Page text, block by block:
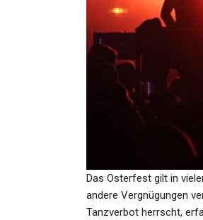
Das Osterfest gilt in
andere Vergnügungen
Tanzverbot herrscht,
In Diesen